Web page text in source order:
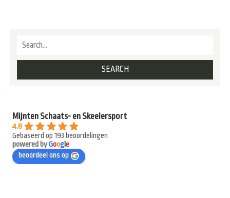
Mijnten Schaats- en Skeelersport
4.8
Gebaseerd op 193 beoordelingen
powered byGoogle
beoordeel ons op